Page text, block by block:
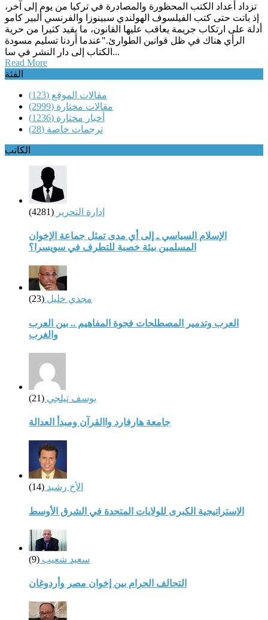
تزداد أعداد الكتب المحظورة والمصادرة في تركيا من يوم إلى آخر،
إذ باتت حتى كتب الفيلسوف الهولندي سبينوزا والفرنسي ألبير كامو
أدلة على ارتكاب جريمة يعاقب عليها القانون، ما يقيد كثيرا من حرية
الرأي هناك في ظل قوانين الطوارئ."عندما أردنا تسليم مسودة
الكتاب إلى دار النشر في سا...
Read More
الفئة
مقالات الموقع (123)
مقالات مختارة (2999)
أخبار مختارة (1236)
ترجمات خاصة (28)
الكاتب
إدارة التحرير (4281)
الإسلام السياسي ـ إلى أي مدى تمثل جماعة الإخوان
المسلمين بيئة خصبة للتطرف في سويسرا؟
مجدي خليل (23)
العرب وتدمير المصطلحات فجوة المفاهيم .. بين العرب
والغرب
يوسف تيلجي (21)
جامعة هارفارد واالقرآن ومبدأ العدالة
الأخ رشيد (14)
الاستراتيجية الكبرى للولايات المتحدة في الشرق الأوسط
سعيد شعيب (9)
التحالف الحرام بين إخوان مصر وأردوغان